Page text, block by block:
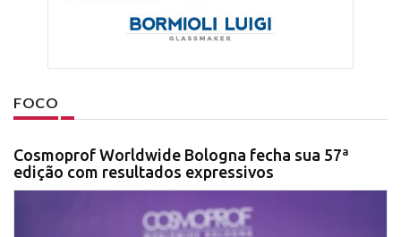
FOCO
Cosmoprof Worldwide Bologna fecha sua 57ª
edição com resultados expressivos